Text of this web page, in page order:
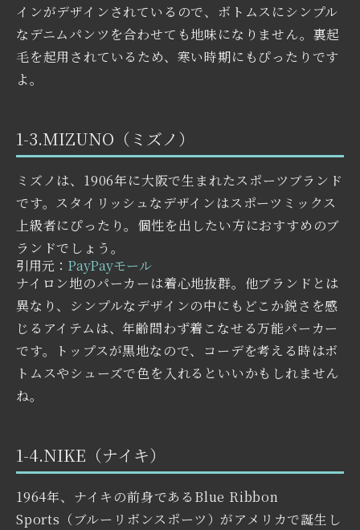
インがデザインされているので、ボトムスにシンプル
なデニムパンツを合わせても地味になりません。裏起
毛を起用されているため、寒い時期にもぴったりです
よ。
1-3.MIZUNO（ミズノ）
ミズノは、1906年に大阪で生まれたスポーツブランド
です。スタイリッシュなデザインはスポーツミックス
上級者にぴったり。個性を出したい方におすすめのブ
ランドでしょう。
引用元： PayPayモール
ナイロン地のパーカーは着心地抜群。他ブランドとは
異なり、シンプルなデザインの中にもどこか鋭さを感
じるアイテムは、年齢問わず着こなせる万能パーカー
です。トップスが黒地なので、コーデを考える時はボ
トムスやシューズで色を入れるといいかもしれません
ね。
1-4.NIKE（ナイキ）
1964年、ナイキの前身であるBlue Ribbon
Sports（ブルーリボンスポーツ）がアメリカで誕生し